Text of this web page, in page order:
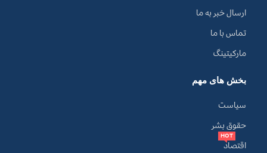
ارسال خبر به ما
تماس با ما
مارکیتینگ
بخش های مهم
سیاست
حقوق بشر
اقتصاد
HOT